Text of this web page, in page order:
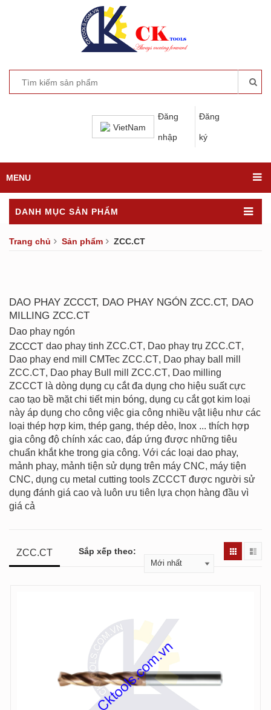
VietNam
Đăng
nhập
Đăng
ký
MENU
DANH MỤC SẢN PHẨM
Trang chủ Sản phẩm ZCC.CT
DAO PHAY ZCCCT, DAO PHAY NGÓN ZCC.CT, DAO
MILLING ZCC.CT
Dao phay ngón
ZCCCT dao phay tinh ZCC.CT, Dao phay trụ ZCC.CT,
Dao phay end mill CMTec ZCC.CT, Dao phay ball mill
ZCC.CT, Dao phay Bull mill ZCC.CT, Dao milling
ZCCCT là dòng dụng cụ cắt đa dụng cho hiệu suất cực
cao tạo bề mặt chi tiết mịn bóng, dụng cụ cắt gọt kim loại
này áp dụng cho công việc gia công nhiều vật liệu như các
loại thép hợp kim, thép gang, thép dẻo, Inox ... thích hợp
gia công độ chính xác cao, đáp ứng được những tiêu
chuẩn khắt khe trong gia công. Với các loại dao phay,
mảnh phay, mảnh tiện sử dụng trên máy CNC, máy tiện
CNC, dụng cụ metal cutting tools ZCCCT được người sử
dụng đánh giá cao và luôn ưu tiên lựa chọn hàng đầu vì
giá cả
ZCC.CT Sắp xếp theo: